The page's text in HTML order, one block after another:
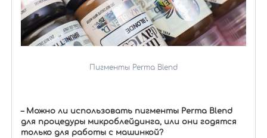
Пигменты Perma Blend
– Можно ли использовать пигменты Perma Blend
для процедуры микроблейдинга, или они годятся
только для работы с машинкой?